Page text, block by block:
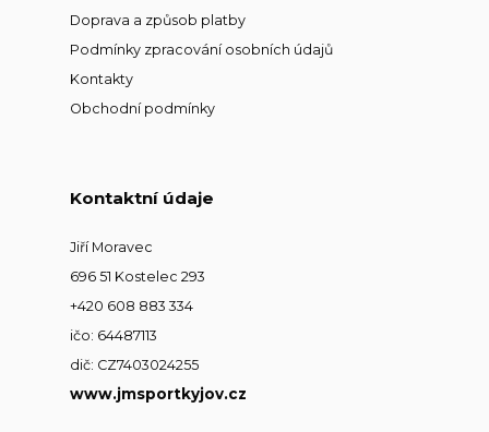
Doprava a způsob platby
Podmínky zpracování osobních údajů
Kontakty
Obchodní podmínky
Kontaktní údaje
Jiří Moravec
696 51 Kostelec 293
+420 608 883 334
ičo: 64487113
dič: CZ7403024255
www.jmsportkyjov.cz